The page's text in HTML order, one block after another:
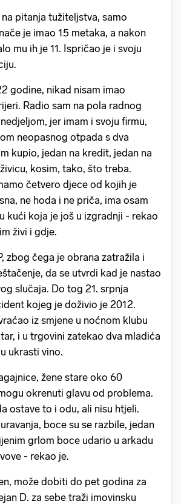
pitanja tužiteljstva, samo
je imao 15 metaka, a nakon
mu ih je 11. Ispričao je i svoju
godine, nikad nisam imao
Radio sam na pola radnog
jer imam i svoju firmu,
neopasnog otpada s dva
kupio, jedan na kredit, jedan na
kosim, tako, što treba.
četvero djece od kojih je
ne hoda i ne priča, ima osam
kući koja je još u izgradnji - rekao
živi i gdje.
zbog čega je obrana zatražila i
da se utvrdi kad je nastao
slučaja. Do tog 21. srpnja
kojeg je doživio je 2012.
iz smjene u noćnom klubu
i u trgovini zatekao dva mladića
ukrasti vino.
žene stare oko 60
okrenuti glavu od problema.
ostave to i odu, ali nisu htjeli.
boce su se razbile, jedan
grlom boce udario u arkadu
- rekao je.
može dobiti do pet godina za
D. za sebe traži imovinsku